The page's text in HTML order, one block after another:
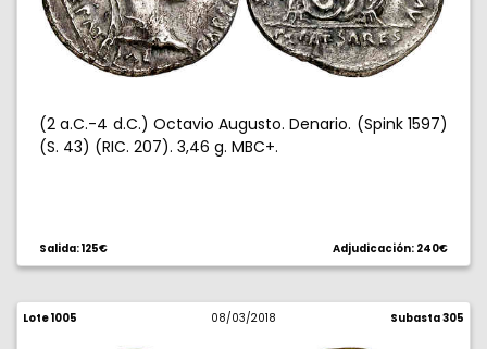
(2 a.C.-4 d.C.) Octavio Augusto. Denario. (Spink 1597)
(S. 43) (RIC. 207). 3,46 g. MBC+.
Salida: 125€ Adjudicación: 240€
Lote 1005 08/03/2018 Subasta 305